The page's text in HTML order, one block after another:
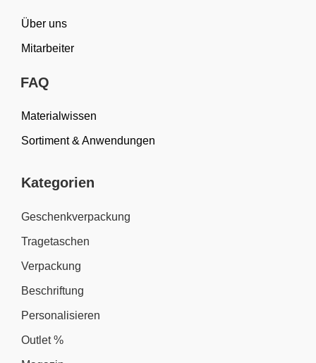
Über uns
Mitarbeiter
FAQ
Materialwissen
Sortiment & Anwendungen
Kategorien
Geschenkverpackung
Tragetaschen
Verpackung
Beschriftung
Personalisieren
Outlet %